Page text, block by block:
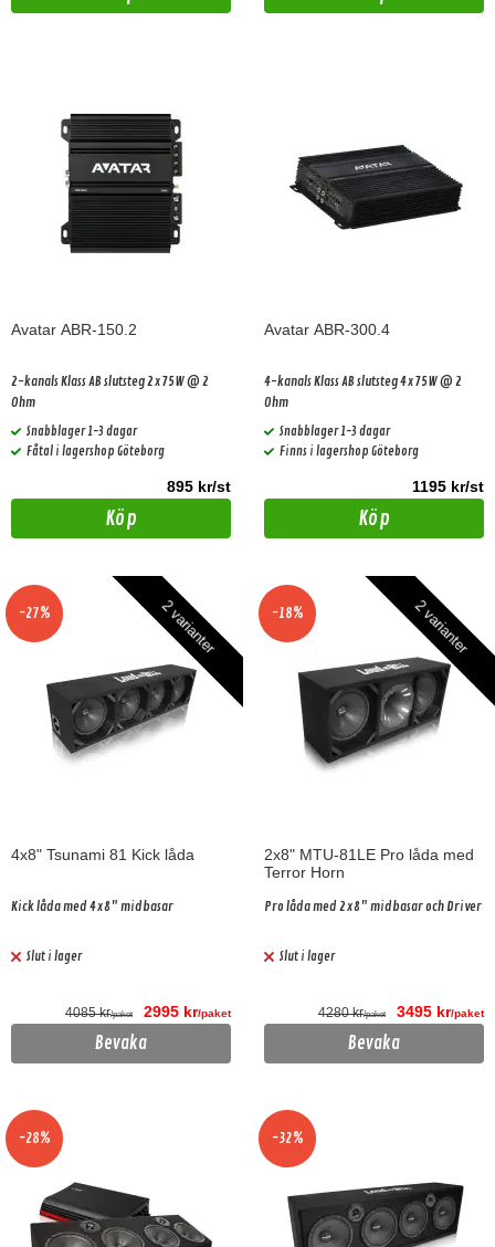
Avatar ABR-150.2
2-kanals Klass AB slutsteg 2x75W @ 2
Ohm
Snabblager 1-3 dagar
Fåtal i lagershop Göteborg
895 kr/st
Köp
Avatar ABR-300.4
4-kanals Klass AB slutsteg 4x75W @ 2
Ohm
Snabblager 1-3 dagar
Finns i lagershop Göteborg
1195 kr/st
Köp
2 varianter
-27%
4x8" Tsunami 81 Kick låda
Kick låda med 4x8" midbasar
Slut i lager
4085 kr/paket 2995 kr/paket
Bevaka
2 varianter
-18%
2x8" MTU-81LE Pro låda med
Terror Horn
Pro låda med 2x8" midbasar och Driver
Slut i lager
4280 kr/paket 3495 kr/paket
Bevaka
-28% -32%